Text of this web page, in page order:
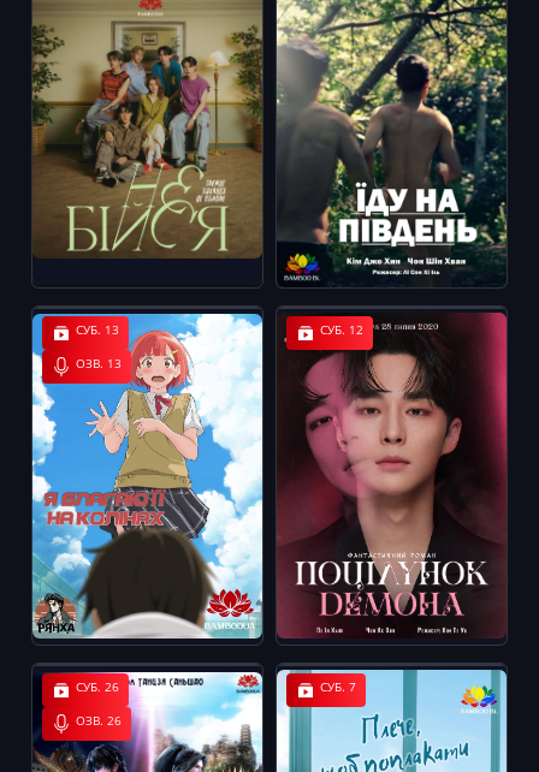
СУБ. 13
ОЗВ. 13
СУБ. 12
СУБ. 26
ОЗВ. 26
СУБ. 7